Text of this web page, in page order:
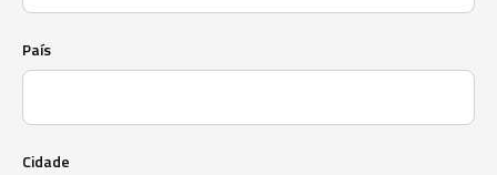
País
Cidade